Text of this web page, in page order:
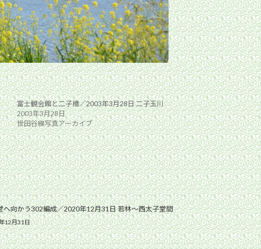
富士観会館と二子橋／2003年3月28日 二子玉川
2003年3月28日
世田谷線写真アーカイブ
へ向かう302編成／2020年12月31日 若林〜西太子堂間
12月31日